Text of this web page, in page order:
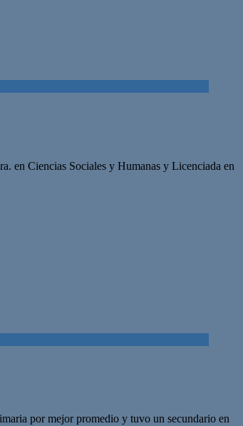
en Ciencias Sociales y Humanas y Licenciada en
por mejor promedio y tuvo un secundario en